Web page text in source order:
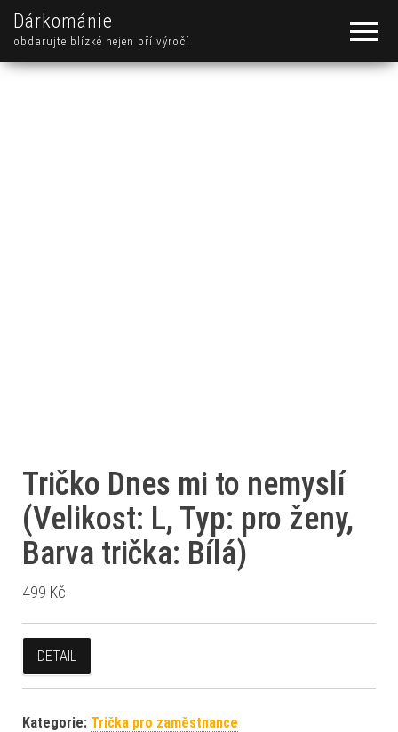
Dárkománie
obdarujte blízké nejen pří výročí
Tričko Dnes mi to nemyslí
(Velikost: L, Typ: pro ženy,
Barva trička: Bílá)
499 Kč
DETAIL
Kategorie: Trička pro zaměstnance